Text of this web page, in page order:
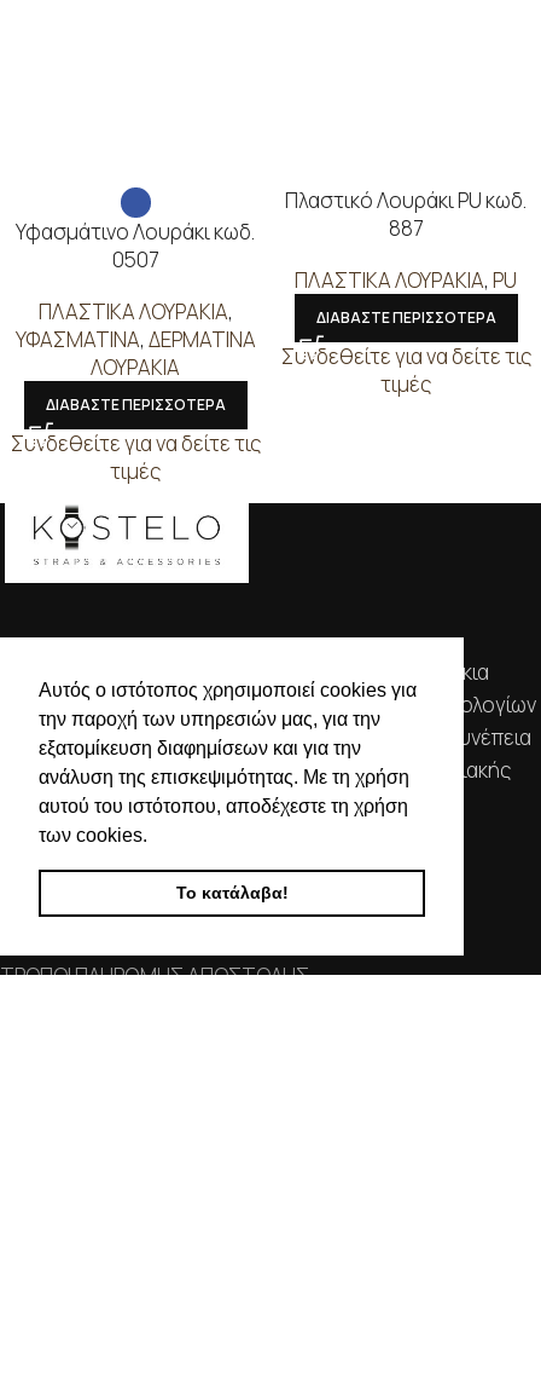
Αυτός ο ιστότοπος χρησιμοποιεί cookies για
την παροχή των υπηρεσιών μας, για την
εξατομίκευση διαφημίσεων και για την
ανάλυση της επισκεψιμότητας. Με τη χρήση
αυτού του ιστότοπου, αποδέχεστε τη χρήση
των cookies.
Το κατάλαβα!
Υφασμάτινο Λουράκι κωδ.
0507
ΠΛΑΣΤΙΚΑ ΛΟΥΡΑΚΙΑ,
ΥΦΑΣΜΑΤΙΝΑ, ΔΕΡΜΑΤΙΝΑ
ΛΟΥΡΑΚΙΑ
ΔΙΑΒΑΣΤΕ ΠΕΡΙΣΣΟΤΕΡΑ
Συνδεθείτε για να δείτε τις
τιμές
Πλαστικό Λουράκι PU κωδ.
887
ΠΛΑΣΤΙΚΑ ΛΟΥΡΑΚΙΑ, PU
ΔΙΑΒΑΣΤΕ ΠΕΡΙΣΣΟΤΕΡΑ
Συνδεθείτε για να δείτε τις
τιμές
Απευθυνόμενοι σε εμπόρους, διαθέτουμε λουράκια
ρολογιών, μπρασελέ, μπαταρίες, μηχανισμούς ωρολογίων
& εργαλεία αρίστης ποιότητας. Η αξιοπιστία & η συνέπεια
αποτελούν τα κύρια χαρακτηριστικά της οικογενειακής
επιχείρησής μας.
ΕΠΙΚΟΙΝΩΝΙΑ
ΤΡΟΠΟΙ ΠΛΗΡΩΜΗΣ ΑΠΟΣΤΟΛΗΣ